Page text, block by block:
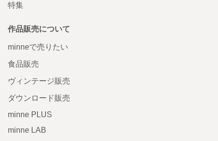
特集
作品販売について
minneで売りたい
食品販売
ヴィンテージ販売
ダウンロード販売
minne PLUS
minne LAB